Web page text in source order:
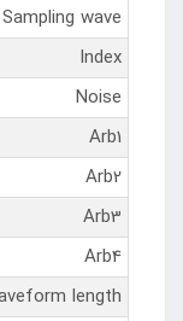
Sampling wave
Index
Noise
Arb1
Arb2
Arb3
Arb4
length